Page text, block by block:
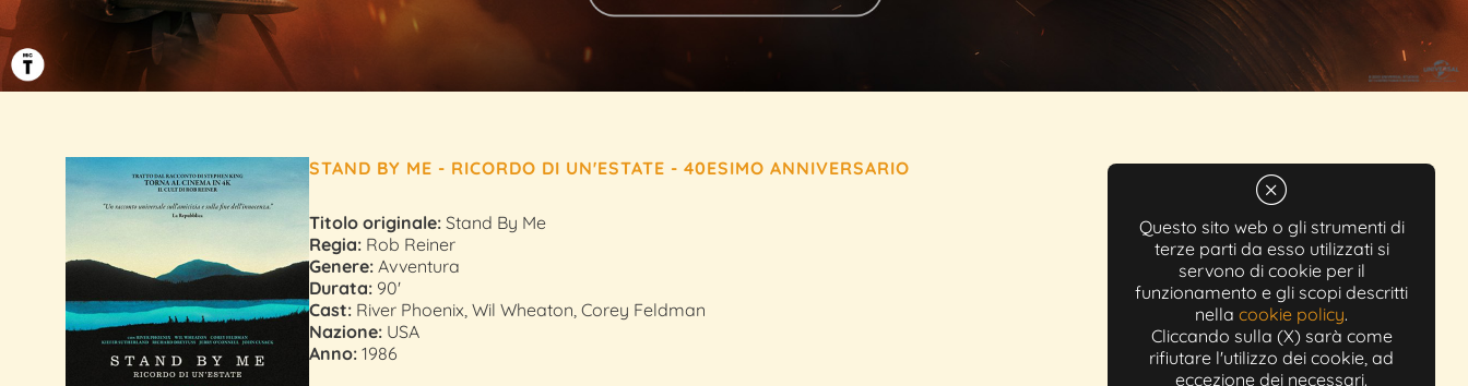
Questo sito web o gli strumenti di
terze parti da esso utilizzati si
servono di cookie per il
funzionamento e gli scopi descritti
nella cookie policy.
Cliccando sulla (X) sarà come
rifiutare l'utilizzo dei cookie, ad
eccezione dei necessari.
STAND BY ME - RICORDO DI UN'ESTATE - 40ESIMO ANNIVERSARIO
Titolo originale: Stand By Me
Regia: Rob Reiner
Genere: Avventura
Durata: 90'
Cast: River Phoenix, Wil Wheaton, Corey Feldman
Nazione: USA
Anno: 1986